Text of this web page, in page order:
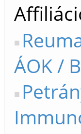
ÁOK /